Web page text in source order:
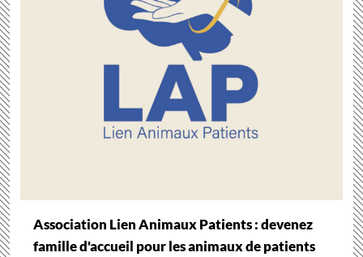
Association Lien Animaux Patients : devenez
famille d'accueil pour les animaux de patients